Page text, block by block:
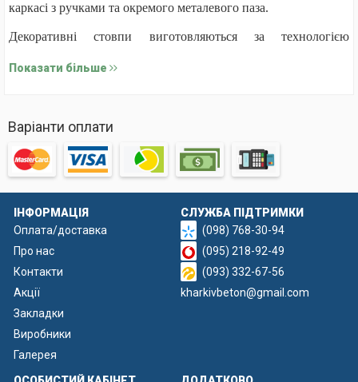
каркасі з ручками та окремого металевого паза.
Декоративні стовпи виготовляються за технологією
До складу бетонної суміші входять цемент, щебінь фракції 5–
10 мм, пісок та армувальні елементи. Під час виробництва
форми заповнюються густим розчином, після чого
ущільнюються на вібростолах для усунення порожнин і
підвищення міцності.
Лиття здійснюється у спеціальних формах із міцного
склопластику, які відрізняються точністю деталей та
дозволяють отримати чіткий декоративний рельєф.
Показати більше
Варіанти оплати
ІНФОРМАЦІЯ
Оплата/доставка
Про нас
Контакти
Акції
Закладки
Виробники
Галерея
СЛУЖБА ПІДТРИМКИ
(098) 768-30-94
(095) 218-92-49
(093) 332-67-56
kharkivbeton@gmail.com